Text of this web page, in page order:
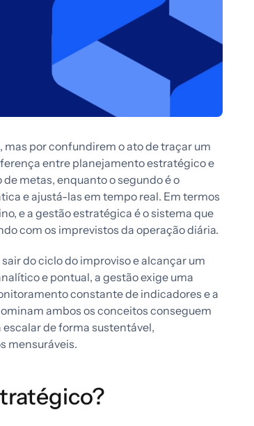
por confundirem o ato de traçar um
entre planejamento estratégico e
metas, enquanto o segundo é o
e ajustá-las em tempo real. Em termos
e a gestão estratégica é o sistema que
com os imprevistos da operação diária.
do ciclo do improviso e alcançar um
e pontual, a gestão exige uma
constante de indicadores e a
ambos os conceitos conseguem
de forma sustentável,
mensuráveis.